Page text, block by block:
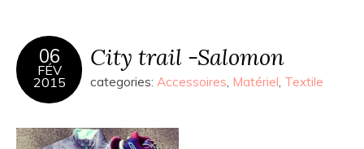
06
FÉV
2015
City trail -Salomon
categories: Accessoires, Matériel, Textile